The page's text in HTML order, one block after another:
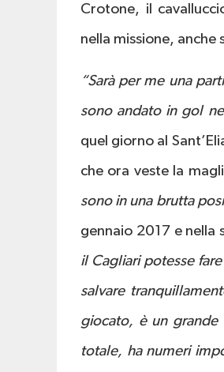
Crotone, il
nella missione, anche
“Sarà per me una
sono andato in gol
quel giorno al
che ora veste la
sono in una brutta
gennaio 2017 e nella
il Cagliari potesse
salvare
giocato, è un
totale, ha numeri